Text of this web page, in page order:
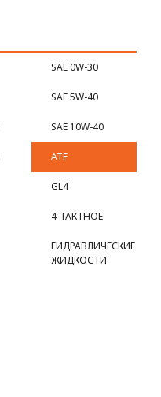
SAE 0W-30
SAE 5W-40
SAE 10W-40
ATF
GL4
4-ТАКТНОЕ
ГИДРАВЛИЧЕСКИЕ
ЖИДКОСТИ